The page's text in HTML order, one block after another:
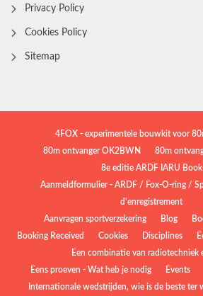
Privacy Policy
Cookies Policy
Sitemap
4FOX - experimentele bouwkit voor
80m ontvanger OK2BWN
80m
8e editie ARDF IARU Book
Aanmeldformulier - ARDF / Fox-O-ring /
d'enregistrement
Aanvragen sportverzekering
Blog
Booking Received
Cookies Disciplines
Een combinatie van radiotechniek
Eens proeven - Wat heb je nodig
Events
Internationale wedstrijden, wie is de beste ter